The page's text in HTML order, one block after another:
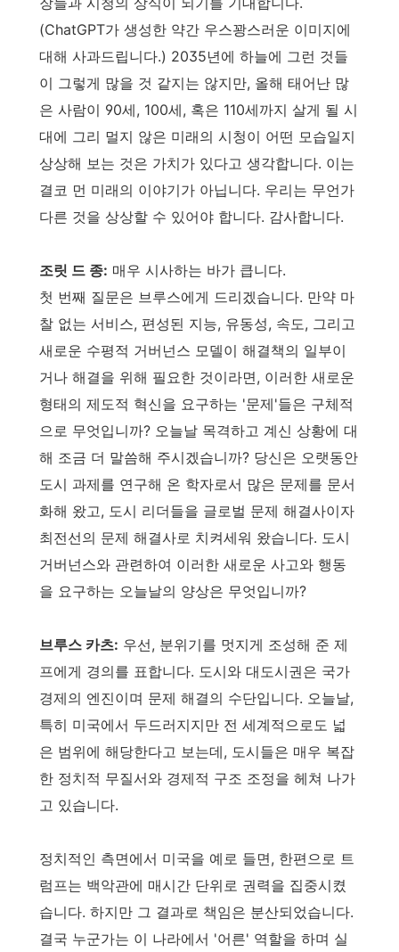
(ChatGPT가 생성한 약간 우스꽝스러운 이미지에
대해 사과드립니다.) 2035년에 하늘에 그런 것들
이 그렇게 많을 것 같지는 않지만, 올해 태어난 많
은 사람이 90세, 100세, 혹은 110세까지 살게 될 시
대에 그리 멀지 않은 미래의 시청이 어떤 모습일지
상상해 보는 것은 가치가 있다고 생각합니다. 이는
결코 먼 미래의 이야기가 아닙니다. 우리는 무언가
다른 것을 상상할 수 있어야 합니다. 감사합니다.
조릿 드 종: 매우 시사하는 바가 큽니다.
첫 번째 질문은 브루스에게 드리겠습니다. 만약 마
찰 없는 서비스, 편성된 지능, 유동성, 속도, 그리고
새로운 수평적 거버넌스 모델이 해결책의 일부이
거나 해결을 위해 필요한 것이라면, 이러한 새로운
형태의 제도적 혁신을 요구하는 '문제'들은 구체적
으로 무엇입니까? 오늘날 목격하고 계신 상황에 대
해 조금 더 말씀해 주시겠습니까? 당신은 오랫동안
도시 과제를 연구해 온 학자로서 많은 문제를 문서
화해 왔고, 도시 리더들을 글로벌 문제 해결사이자
최전선의 문제 해결사로 치켜세워 왔습니다. 도시
거버넌스와 관련하여 이러한 새로운 사고와 행동
을 요구하는 오늘날의 양상은 무엇입니까?
브루스 카츠: 우선, 분위기를 멋지게 조성해 준 제
프에게 경의를 표합니다. 도시와 대도시권은 국가
경제의 엔진이며 문제 해결의 수단입니다. 오늘날,
특히 미국에서 두드러지지만 전 세계적으로도 넓
은 범위에 해당한다고 보는데, 도시들은 매우 복잡
한 정치적 무질서와 경제적 구조 조정을 헤쳐 나가
고 있습니다.
정치적인 측면에서 미국을 예로 들면, 한편으로 트
럼프는 백악관에 매시간 단위로 권력을 집중시켰
습니다. 하지만 그 결과로 책임은 분산되었습니다.
결국 누군가는 이 나라에서 '어른' 역할을 하며 실